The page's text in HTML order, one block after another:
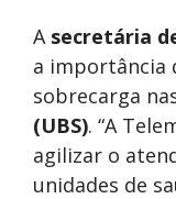
A secretária
a importância
sobrecarga
(UBS). “A
agilizar o
unidades de